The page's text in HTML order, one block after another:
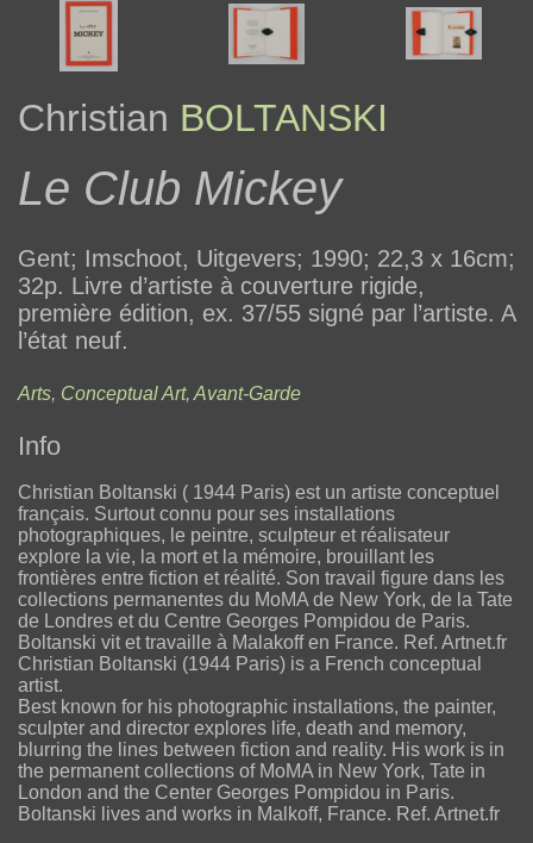
Christian BOLTANSKI
Le Club Mickey
Gent; Imschoot, Uitgevers; 1990; 22,3 x 16cm;
32p. Livre d’artiste à couverture rigide,
première édition, ex. 37/55 signé par l’artiste. A
l’état neuf.
Arts, Conceptual Art, Avant-Garde
Info
Christian Boltanski ( 1944 Paris) est un artiste conceptuel
français. Surtout connu pour ses installations
photographiques, le peintre, sculpteur et réalisateur
explore la vie, la mort et la mémoire, brouillant les
frontières entre fiction et réalité. Son travail figure dans les
collections permanentes du MoMA de New York, de la Tate
de Londres et du Centre Georges Pompidou de Paris.
Boltanski vit et travaille à Malakoff en France. Ref. Artnet.fr
Christian Boltanski (1944 Paris) is a French conceptual
artist.
Best known for his photographic installations, the painter,
sculpter and director explores life, death and memory,
blurring the lines between fiction and reality. His work is in
the permanent collections of MoMA in New York, Tate in
London and the Center Georges Pompidou in Paris.
Boltanski lives and works in Malkoff, France. Ref. Artnet.fr